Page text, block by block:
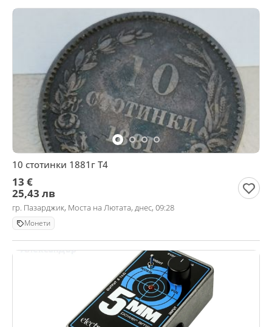
10 стотинки 1881г Т4
13 €
25,43 лв
гр. Пазарджик, Моста на Лютата, днес, 09:28
Монети